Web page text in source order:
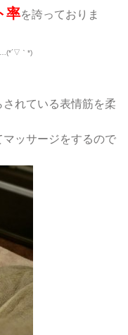
率を誇っておりま
…(*´▽｀*)
れている表情筋を柔
ッサージをするので